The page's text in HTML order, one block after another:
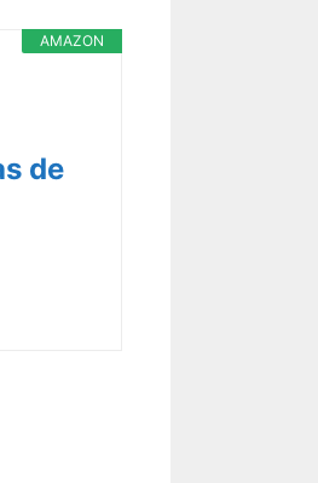
AMAZON
de